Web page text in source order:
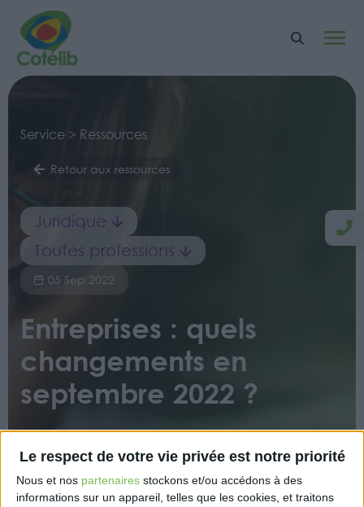
Le respect de votre vie privée est notre priorité
Nous et nos partenaires stockons et/ou accédons à des
informations sur un appareil, telles que les cookies, et traitons
Service > Ressources
Retour aux ressources
Juridique
Toutes professions
05 Sep 2022
Entreprises : quels
changements en
septembre 2022 ?